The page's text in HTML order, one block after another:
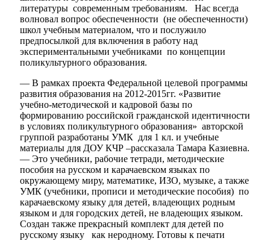
литературы современным требованиям. Нас всегда
волновал вопрос обеспеченности (не обеспеченности)
школ учебным материалом, что и послужило
предпосылкой для включения в работу над
экспериментальными учебниками по концепции
поликультурного образования.
— В рамках проекта Федеральной целевой программы
развития образования на 2012-2015гг. «Развитие
учебно-методической и кадровой базы по
формированию российской гражданской идентичности
в условиях поликультурного образования» авторской
группой разработаны УМК для 1 кл. и учебные
материалы для ДОУ КЧР –рассказала Тамара Казиевна.
— Это учебники, рабочие тетради, методические
пособия на русском и карачаевском языках по
окружающему миру, математике, ИЗО, музыке, а также
УМК (учебники, прописи и методические пособия) по
карачаевскому языку для детей, владеющих родным
языком и для городских детей, не владеющих языком.
Создан также прекрасный комплект для детей по
русскому языку как неродному. Готовы к печати